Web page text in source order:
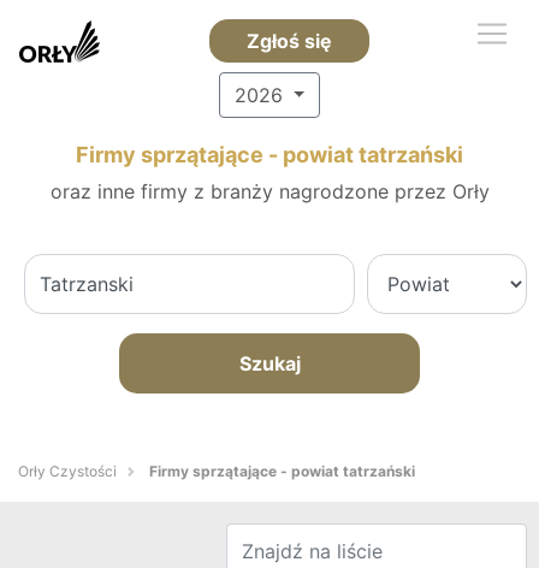
Zgłoś się
2026
Firmy sprzątające - powiat tatrzański
oraz inne firmy z branży nagrodzone przez Orły
Szukaj
Orły Czystości Firmy sprzątające - powiat tatrzański